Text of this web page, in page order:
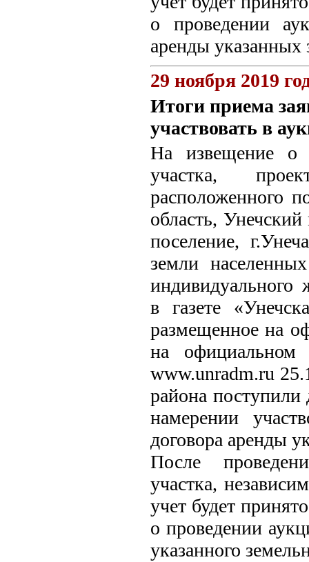
о проведении
аренды указанных
29 ноября 2019
Итоги приема
участвовать в
На извещение о
участка,
расположенного
область,
поселение,
земли
индивидуального
в газете
размещенное на
на официальном
www.unradm.ru
района
намерении
договора аренды
После
участка,
учет будет
о проведении
указанного